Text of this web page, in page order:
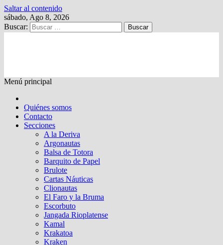
Saltar al contenido
sábado, Ago 8, 2026
Buscar:
Menú principal
Quiénes somos
Contacto
Secciones
A la Deriva
Argonautas
Balsa de Totora
Barquito de Papel
Brulote
Cartas Náuticas
Clionautas
El Faro y la Bruma
Escorbuto
Jangada Rioplatense
Kamal
Krakatoa
Kraken